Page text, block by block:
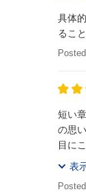
具体
るこ
短い
の思
目に
表